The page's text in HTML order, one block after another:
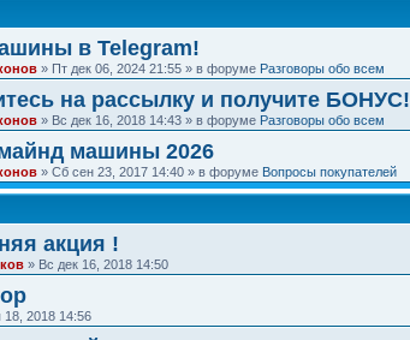
в Telegram!
» Пт дек 06, 2024 21:55 » в форуме Разговоры обо всем
на рассылку и получите БОНУС!
» Вс дек 16, 2018 14:43 » в форуме Разговоры обо всем
машины 2026
» Сб сен 23, 2017 14:40 » в форуме Вопросы покупателей
акция !
» Вс дек 16, 2018 14:50
18, 2018 14:56